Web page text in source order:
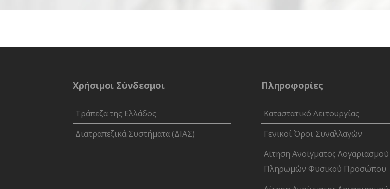
Χρήσιμοι Σύνδεσμοι
Τράπεζα της Ελλάδος
Διατραπεζικά Συστήματα (ΔΙΑΣ)
Πληροφορίες
Καταστατικό Λειτουργίας
Γενικοί Όροι Συναλλαγών
Αίτηση Ανοίγματος Λογαριασμού
Πληρωμών Φυσικού Προσώπου